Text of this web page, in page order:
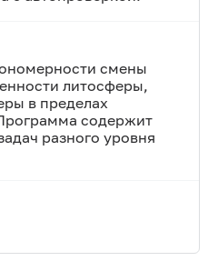
смены
литосферы,
в пределах
содержит
разного уровня